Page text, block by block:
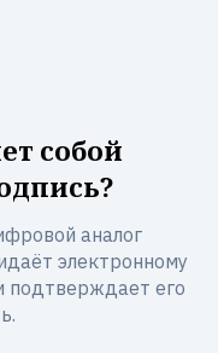
собой
аналог
электронному
подтверждает его